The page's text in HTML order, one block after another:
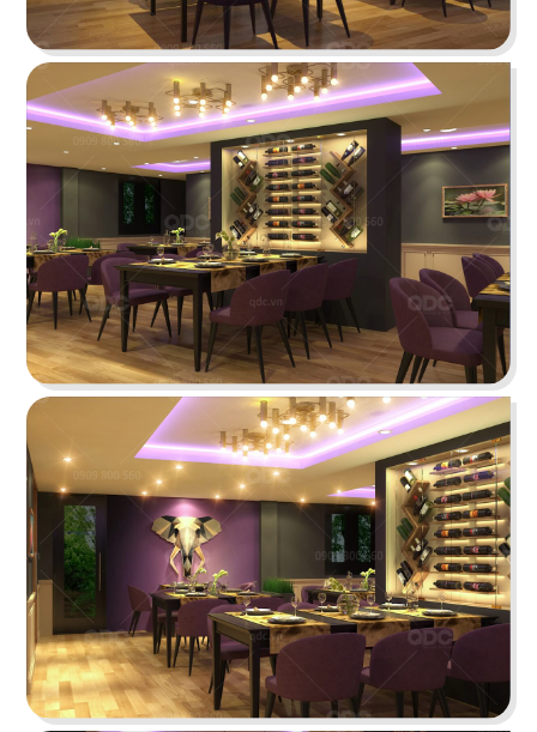
Dự án được chúng tôi hoàn thiện gấp rút trong 35
ngày, mang đến một không gian thưởng thức
cafe - trà sữa ấn tượng
Chi tiết
BẮC KIM THANG
Nhà hàng Bắc Kim Thang được thiết kế theo
phong cách Việt Nam dân gian đương đại...
Chi tiết